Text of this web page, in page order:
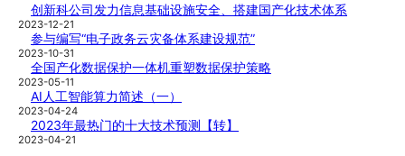
创新科公司发力信息基础设施安全、搭建国产化技术体系
2023-12-21
参与编写“电子政务云灾备体系建设规范”
2023-10-31
全国产化数据保护一体机重塑数据保护策略
2023-05-11
AI人工智能算力简述（一）
2023-04-24
2023年最热门的十大技术预测【转】
2023-04-21